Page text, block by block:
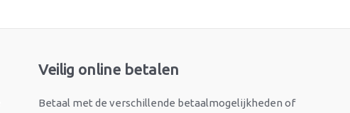
Veilig online betalen
Betaal met de verschillende betaalmogelijkheden of